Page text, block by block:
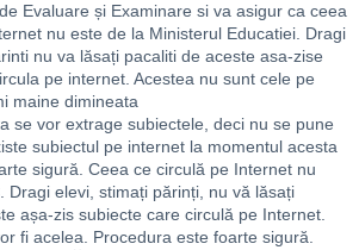
Evaluare și Examinare si va asigur ca ceea
nu este de la Ministerul Educatiei. Dragi
nu va lăsați pacaliti de aceste asa-zise
pe internet. Acestea nu sunt cele pe
maine dimineata
se vor extrage subiectele, deci nu se pune
subiectul pe internet la momentul acesta
sigură. Ceea ce circulă pe Internet nu
Dragi elevi, stimați părinți, nu vă lăsați
așa-zis subiecte care circulă pe Internet.
fi acelea. Procedura este foarte sigură.